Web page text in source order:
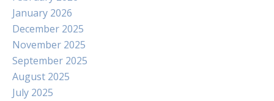
January 2026
December 2025
November 2025
September 2025
August 2025
July 2025